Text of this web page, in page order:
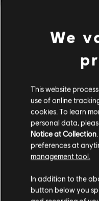
Si vous souhaitez
We
This website
use of online
cookies. To learn
personal data,
Notice at Collection
preferences at
management tool.
In addition to the
button below you